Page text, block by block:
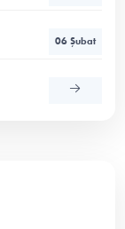
06 Şubat